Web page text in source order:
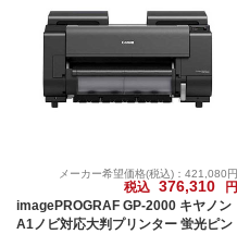
メーカー希望価格(税込)：421,080円
税込 376,310
円
imagePROGRAF GP-2000 キヤノン
A1ノビ対応大判プリンター 蛍光ピン